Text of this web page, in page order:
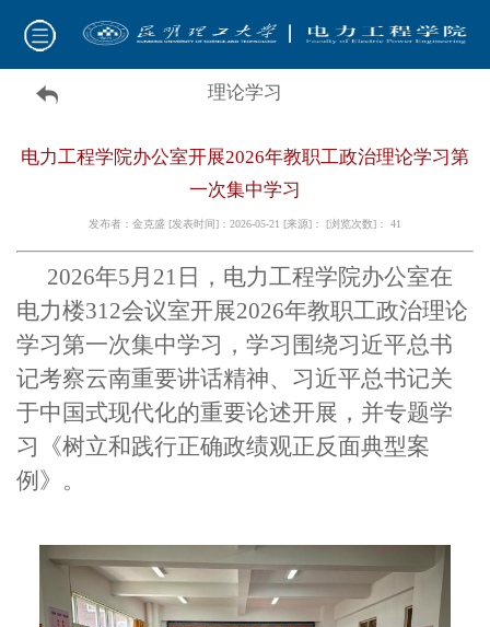
理论学习
电力工程学院办公室开展2026年教职工政治理论学习第
一次集中学习
发布者：金克盛 [发表时间]：2026-05-21 [来源]： [浏览次数]： 41
2026年5月21日，电力工程学院办公室在
电力楼312会议室开展2026年教职工政治理论
学习第一次集中学习，学习围绕习近平总书
记考察云南重要讲话精神、习近平总书记关
于中国式现代化的重要论述开展，并专题学
习《树立和践行正确政绩观正反面典型案
例》。